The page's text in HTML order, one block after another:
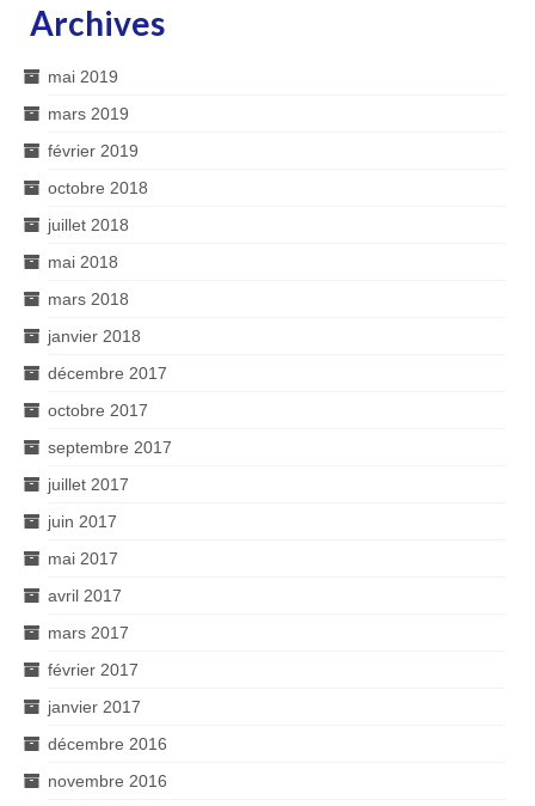
Archives
mai 2019
mars 2019
février 2019
octobre 2018
juillet 2018
mai 2018
mars 2018
janvier 2018
décembre 2017
octobre 2017
septembre 2017
juillet 2017
juin 2017
mai 2017
avril 2017
mars 2017
février 2017
janvier 2017
décembre 2016
novembre 2016